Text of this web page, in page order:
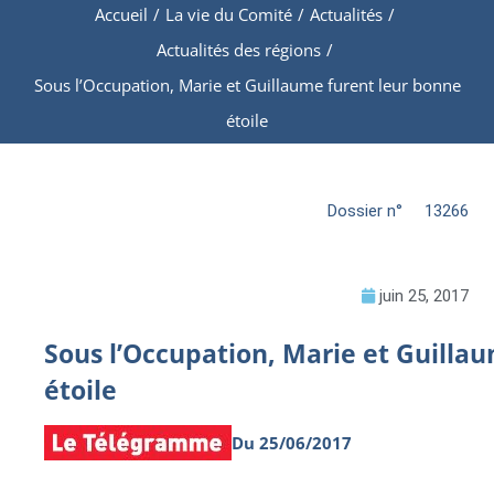
Accueil / La vie du Comité / Actualités /
Actualités des régions /
Sous l’Occupation, Marie et Guillaume furent leur bonne
étoile
Dossier n° 13266
juin 25, 2017
Sous l’Occupation, Marie et
étoile
Du 25/06/2017